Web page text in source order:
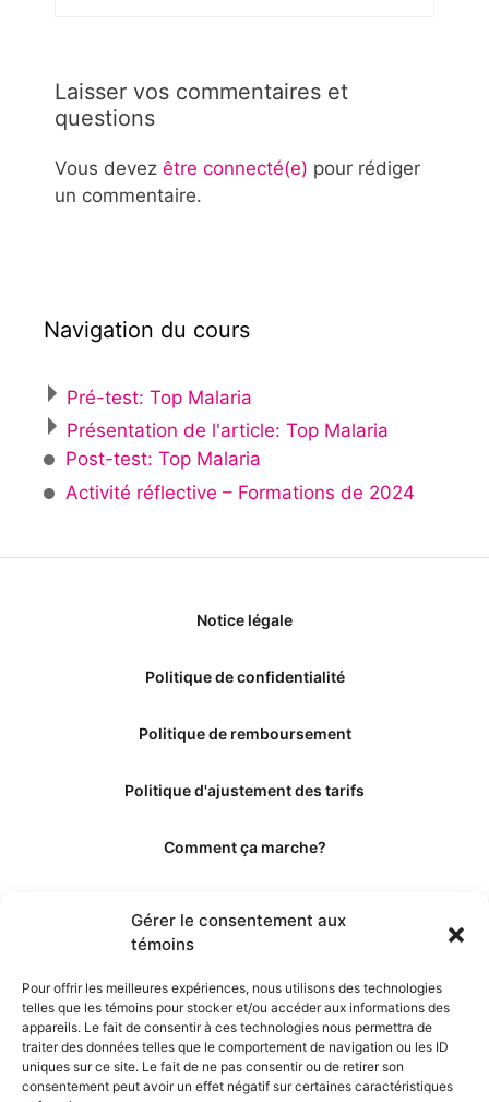
Gérer le consentement aux
témoins
Pour offrir les meilleures expériences, nous utilisons des technologies
telles que les témoins pour stocker et/ou accéder aux informations des
appareils. Le fait de consentir à ces technologies nous permettra de
traiter des données telles que le comportement de navigation ou les ID
uniques sur ce site. Le fait de ne pas consentir ou de retirer son
consentement peut avoir un effet négatif sur certaines caractéristiques
Laisser vos commentaires et
questions
Vous devez être connecté(e) pour rédiger
un commentaire.
Navigation du cours
Pré-test: Top Malaria
Présentation de l'article: Top Malaria
Post-test: Top Malaria
Activité réflective – Formations de 2024
Notice légale
Politique de confidentialité
Politique de remboursement
Politique d'ajustement des tarifs
Comment ça marche?
Les éditeurs
Les experts et collaborateurs